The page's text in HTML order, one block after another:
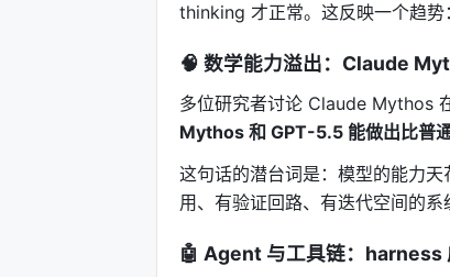
thinking 才正常。这反映一个趋势：
🧠 数学能力溢出：Claude
多位研究者讨论 Claude Mythos
Mythos 和 GPT-5.5 能做出比普
这句话的潜台词是：模型的能力
用、有验证回路、有迭代空间的系
🤖 Agent 与工具链：harness